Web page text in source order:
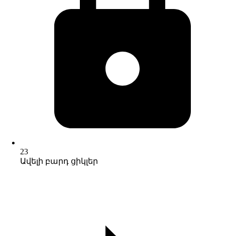
23
Ավելի բարդ ցիկլեր